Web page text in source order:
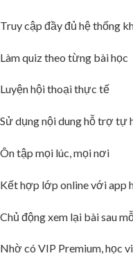
Truy cập đầy đủ hệ thống
Làm quiz theo từng bài học
Luyện hội thoại thực tế
Sử dụng nội dung hỗ trợ tự
Ôn tập mọi lúc, mọi nơi
Kết hợp lớp online với app
Chủ động xem lại bài sau
Nhờ có VIP Premium, học